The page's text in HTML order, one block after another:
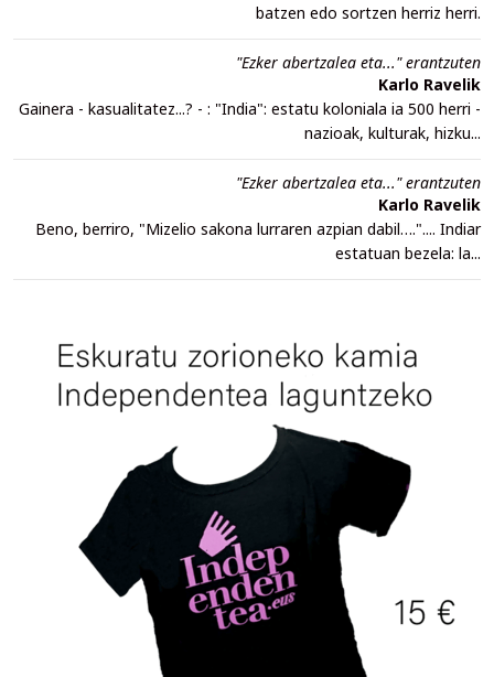
batzen edo sortzen herriz herri.
"Ezker abertzalea eta..." erantzuten
Karlo Ravelik
Gainera - kasualitatez...? - : "India": estatu koloniala ia 500 herri -
nazioak, kulturak, hizku...
"Ezker abertzalea eta..." erantzuten
Karlo Ravelik
Beno, berriro, "Mizelio sakona lurraren azpian dabil….".... Indiar
estatuan bezela: la...